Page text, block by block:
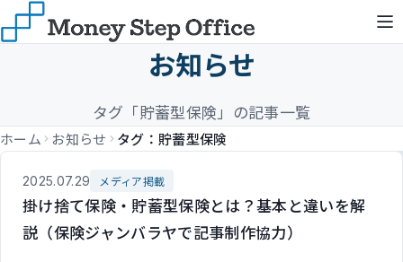
お知らせ
タグ「貯蓄型保険」の記事一覧
ホーム お知らせ タグ：貯蓄型保険
2025.07.29 メディア掲載
掛け捨て保険・貯蓄型保険とは？基本と違いを解
説（保険ジャンバラヤで記事制作協力）